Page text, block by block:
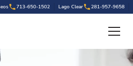
713-650-1502 Lago Clear 281-957-9658